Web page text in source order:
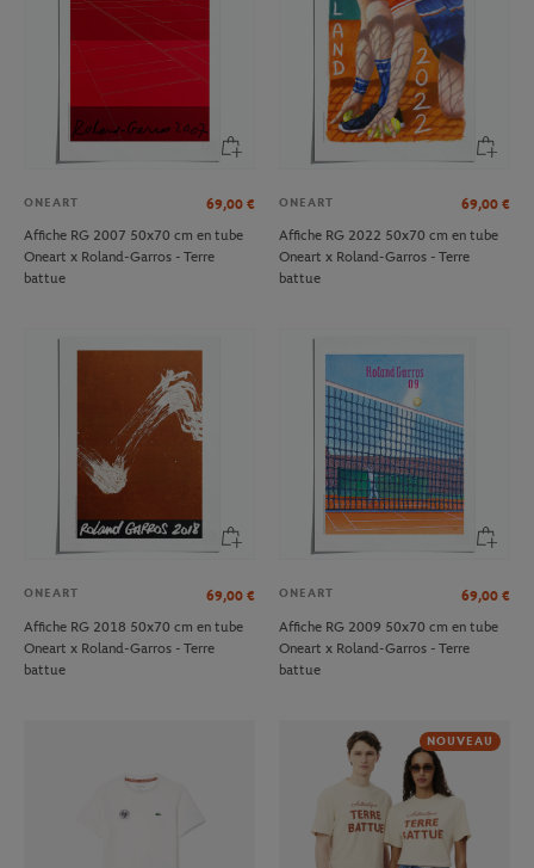
ONEART 69,00 €
Affiche RG 2007 50x70 cm en tube
Oneart x Roland-Garros - Terre
battue
ONEART 69,00 €
Affiche RG 2022 50x70 cm en tube
Oneart x Roland-Garros - Terre
battue
ONEART 69,00 €
Affiche RG 2018 50x70 cm en tube
Oneart x Roland-Garros - Terre
battue
ONEART 69,00 €
Affiche RG 2009 50x70 cm en tube
Oneart x Roland-Garros - Terre
battue
NOUVEAU